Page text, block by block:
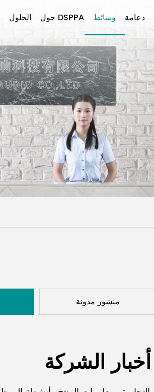
الحلول حول DSPPA وسائط دعامة
منشور مدونة
أخبار الشركة